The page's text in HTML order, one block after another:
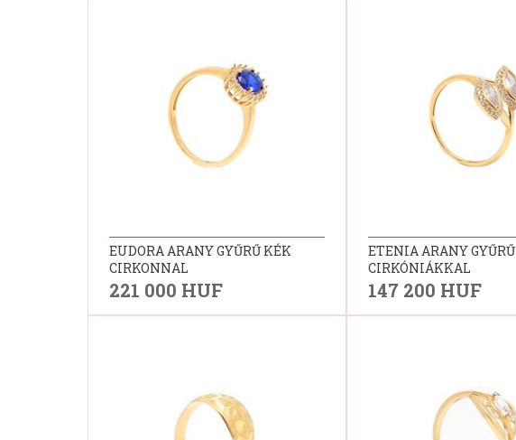
EUDORA ARANY GYŰRŰ KÉK
CIRKONNAL
221 000 HUF
ETENIA ARANY GYŰRŰ
CIRKÓNIÁKKAL
147 200 HUF